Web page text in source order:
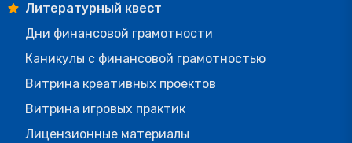
Литературный квест
Дни финансовой грамотности
Каникулы с финансовой грамотностью
Витрина креативных проектов
Витрина игровых практик
Лицензионные материалы